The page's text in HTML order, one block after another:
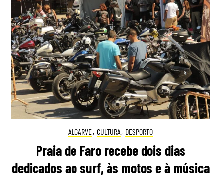
ALGARVE, CULTURA, DESPORTO
Praia de Faro recebe dois dias
dedicados ao surf, às motos e à música